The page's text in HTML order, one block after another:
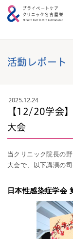
活動レポート
2025.12.24
【12/20学会
大会
当クリニック院長の
大会で、以下講演の司
日本性感染症学会